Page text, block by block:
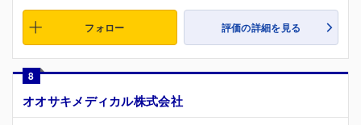
フォロー 評価の詳細を見る
8
オオサキメディカル株式会社